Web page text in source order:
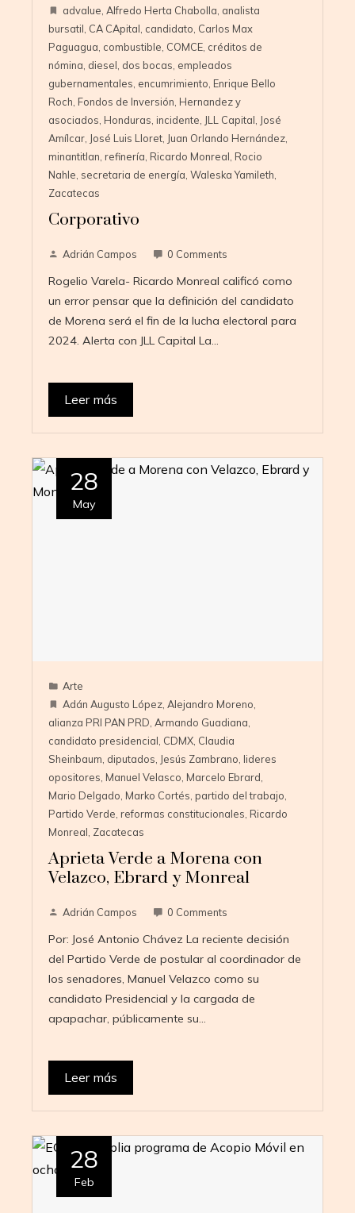
advalue Alfredo Herta Chabolla analista
bursatil CA CApital candidato Carlos Max
Paguagua combustible COMCE créditos de
nómina diesel dos bocas empleados
gubernamentales encumrimiento Enrique Bello
Roch Fondos de Inversión Hernandez y
asociados Honduras incidente JLL Capital José
Amílcar José Luis Lloret Juan Orlando Hernández
minantitlan refinería Ricardo Monreal Rocio
Nahle secretaria de energía Waleska Yamileth
Zacatecas
Corporativo
Adrián Campos 0 Comments
Rogelio Varela- Ricardo Monreal calificó como
un error pensar que la definición del candidato
de Morena será el fin de la lucha electoral para
2024. Alerta con JLL Capital La…
Leer más
28
May
Arte
Adán Augusto López, Alejandro Moreno,
alianza PRI PAN PRD, Armando Guadiana,
candidato presidencial, CDMX, Claudia
Sheinbaum, diputados, Jesús Zambrano, lideres
opositores, Manuel Velasco, Marcelo Ebrard,
Mario Delgado, Marko Cortés, partido del trabajo,
Partido Verde, reformas constitucionales, Ricardo
Monreal, Zacatecas
Aprieta Verde a Morena con
Velazco, Ebrard y Monreal
Adrián Campos 0 Comments
Por: José Antonio Chávez La reciente decisión
del Partido Verde de postular al coordinador de
los senadores, Manuel Velazco como su
candidato Presidencial y la cargada de
apapachar, públicamente su…
Leer más
28
Feb